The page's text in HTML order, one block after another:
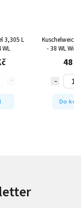
3,305 L
WL
Kuschelweich
- 38 WL Wilde Vaille -
žlutá
48
Do